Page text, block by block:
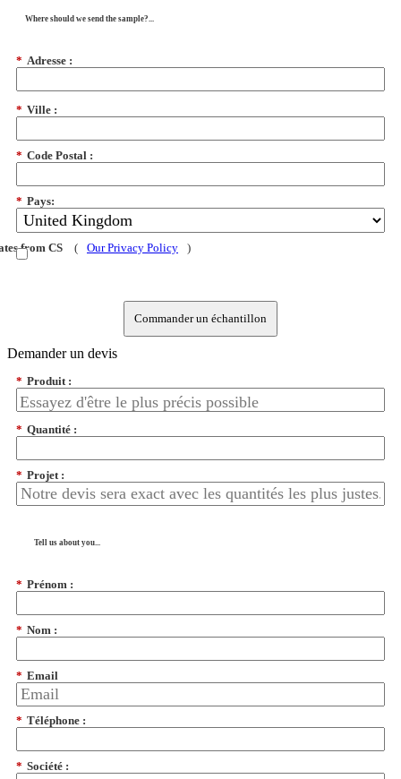
Where should we send the sample?...
* Adresse :
* Ville :
* Code Postal :
* Pays:
from CS ( Our Privacy Policy )
Commander un échantillon
Demander un devis
* Produit :
* Quantité :
* Projet :
Tell us about you...
* Prénom :
* Nom :
* Email
* Téléphone :
* Société :